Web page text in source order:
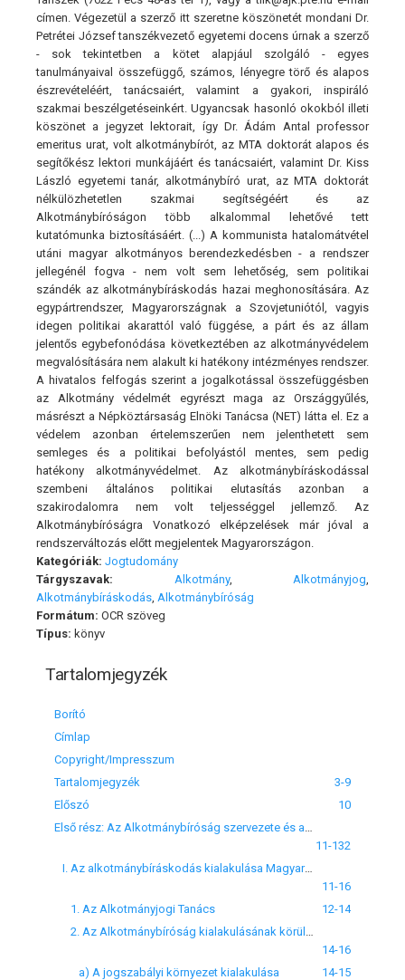
címen. Végezetül a szerző itt szeretne köszönetét mondani Dr.
Petrétei József tanszékvezető egyetemi docens úrnak a szerző
- sok tekintetben a kötet alapjául szolgáló - egyes
tanulmányaival összefüggő, számos, lényegre törő és alapos
észrevételéért, tanácsaiért, valamint a gyakori, inspiráló
szakmai beszélgetéseinkért. Ugyancsak hasonló okokból illeti
köszönet a jegyzet lektorait, így Dr. Ádám Antal professor
emeritus urat, volt alkotmánybírót, az MTA doktorát alapos és
segítőkész lektori munkájáért és tanácsaiért, valamint Dr. Kiss
László egyetemi tanár, alkotmánybíró urat, az MTA doktorát
nélkülözhetetlen szakmai segítségéért és az
Alkotmánybíróságon több alkalommal lehetővé tett
kutatómunka biztosításáért. (...) A kommunista hatalomátvétel
utáni magyar alkotmányos berendezkedésben - a rendszer
jellegénél fogva - nem volt sem lehetőség, sem politikai
szándék az alkotmánybíráskodás hazai meghonosítására. Az
egypártrendszer, Magyarországnak a Szovjetuniótól, vagyis
idegen politikai akarattól való függése, a párt és az állam
jelentős egybefonódása következtében az alkotmányvédelem
megvalósítására nem alakult ki hatékony intézményes rendszer.
A hivatalos felfogás szerint a jogalkotással összefüggésben
az Alkotmány védelmét egyrészt maga az Országgyűlés,
másrészt a Népköztársaság Elnöki Tanácsa (NET) látta el. Ez a
védelem azonban értelemszerűen nem jelenthetett sem
semleges és a politikai befolyástól mentes, sem pedig
hatékony alkotmányvédelmet. Az alkotmánybíráskodással
szembeni általános politikai elutasítás azonban a
szakirodalomra nem volt teljességgel jellemző. Az
Alkotmánybíróságra Vonatkozó elképzelések már jóval a
rendszerváltozás előtt megjelentek Magyarországon.
Kategóriák: Jogtudomány
Tárgyszavak:
Alkotmány, Alkotmányjog
Alkotmánybíráskodás Alkotmánybíróság
Formátum: OCR szöveg
Típus: könyv
Tartalomjegyzék
Borító
Címlap
Copyright/Impresszum
Tartalomjegyzék
3-9
Előszó
10
11-132
I. Az alkotmánybíráskodás kialakulása Magyarországon
11-16
1. Az Alkotmányjogi Tanács
12-14
14-16
a) A jogszabályi környezet kialakulása
14-15